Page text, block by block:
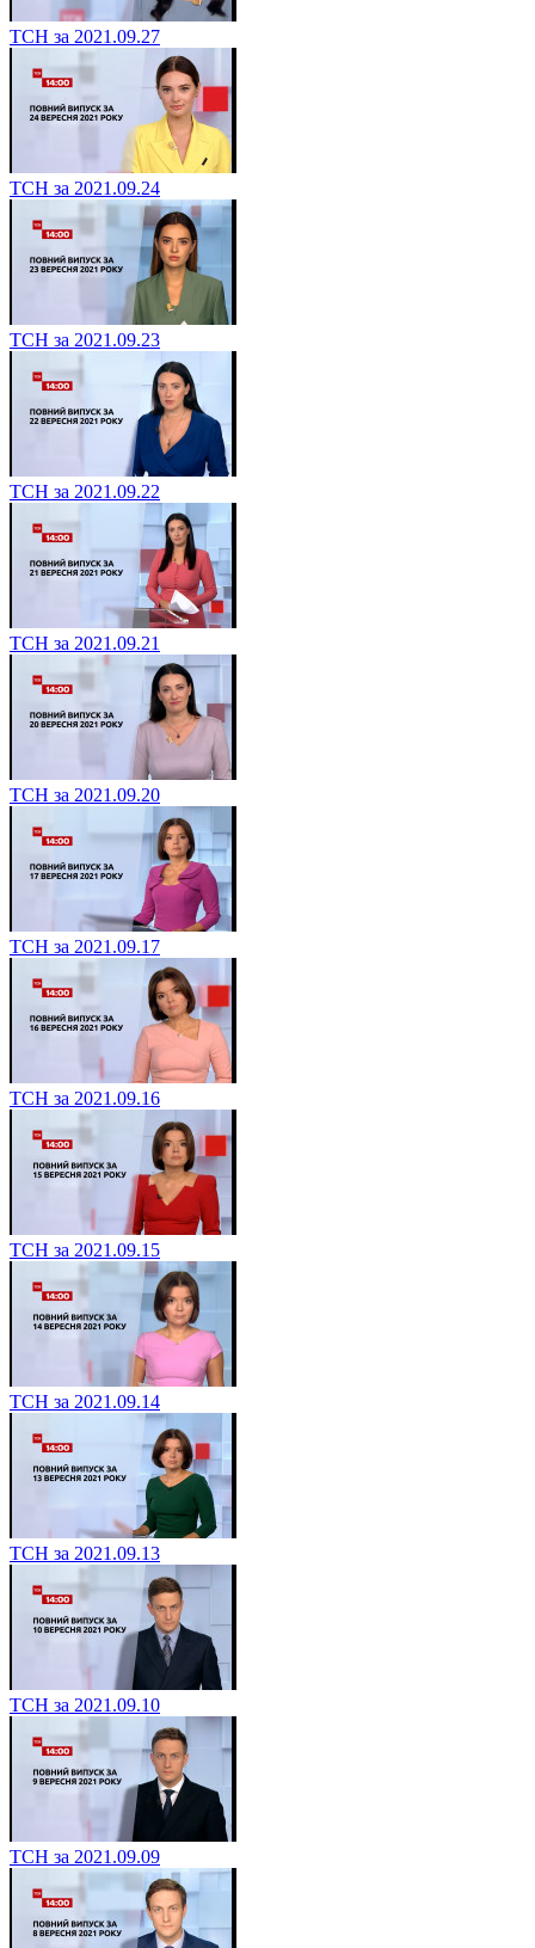
ТСН за 2021.09.27
ТСН за 2021.09.24
ТСН за 2021.09.23
ТСН за 2021.09.22
ТСН за 2021.09.21
ТСН за 2021.09.20
ТСН за 2021.09.17
ТСН за 2021.09.16
ТСН за 2021.09.15
ТСН за 2021.09.14
ТСН за 2021.09.13
ТСН за 2021.09.10
ТСН за 2021.09.09